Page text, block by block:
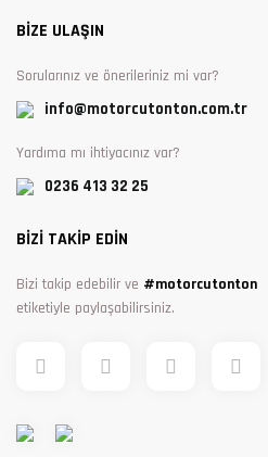
BİZE ULAŞIN
Sorularınız ve önerileriniz mi var?
info@motorcutonton.com.tr
Yardıma mı ihtiyacınız var?
0236 413 32 25
BİZİ TAKİP EDİN
Bizi takip edebilir ve #motorcutonton
etiketiyle paylaşabilirsiniz.